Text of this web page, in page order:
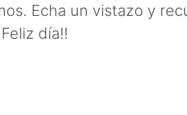
Echa un vistazo y
día!!